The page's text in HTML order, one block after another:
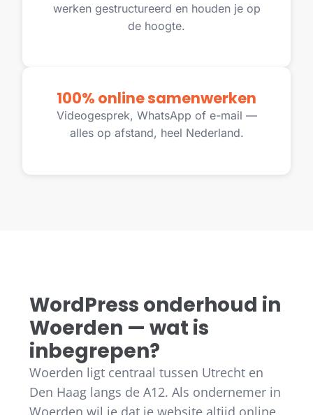
werken gestructureerd en houden je op
de hoogte.
100% online samenwerken
Videogesprek, WhatsApp of e-mail —
alles op afstand, heel Nederland.
WordPress onderhoud in
Woerden — wat is
inbegrepen?
Woerden ligt centraal tussen Utrecht en
Den Haag langs de A12. Als ondernemer in
Woerden wil je dat je website altijd online,